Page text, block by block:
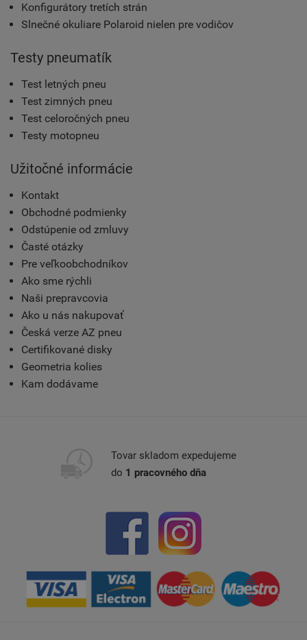
Konfigurátory tretích strán
Slnečné okuliare Polaroid nielen pre vodičov
Testy pneumatík
Test letných pneu
Test zimných pneu
Test celoročných pneu
Testy motopneu
Užitočné informácie
Kontakt
Obchodné podmienky
Odstúpenie od zmluvy
Časté otázky
Pre veľkoobchodníkov
Ako sme rýchli
Naši prepravcovia
Ako u nás nakupovať
Česká verze AZ pneu
Certifikované disky
Geometria kolies
Kam dodávame
Tovar skladom expedujeme
do 1 pracovného dňa